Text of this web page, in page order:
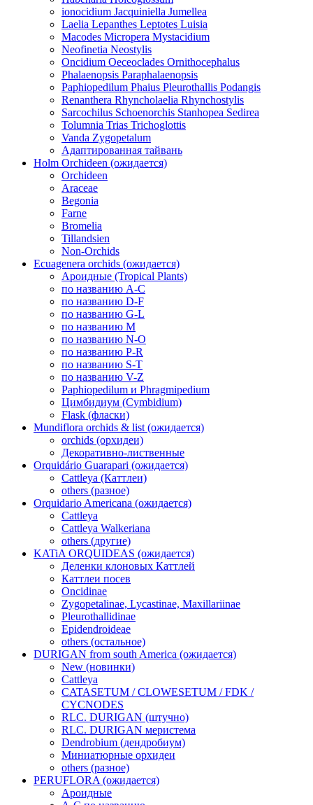
ionocidium Jacquiniella Jumellea
Laelia Lepanthes Leptotes Luisia
Macodes Micropera Mystacidium
Neofinetia Neostylis
Oncidium Oeceoclades Ornithocephalus
Phalaenopsis Paraphalaenopsis
Paphiopedilum Phaius Pleurothallis Podangis
Renanthera Rhyncholaelia Rhynchostylis
Sarcochilus Schoenorchis Stanhopea Sedirea
Tolumnia Trias Trichoglottis
Vanda Zygopetalum
Адаптированная тайвань
Holm Orchideen (ожидается)
Orchideen
Araceae
Begonia
Farne
Bromelia
Tillandsien
Non-Orchids
Ecuagenera orchids (ожидается)
Ароидные (Tropical Plants)
по названию A-C
по названию D-F
по названию G-L
по названию M
по названию N-O
по названию P-R
по названию S-T
по названию V-Z
Paphiopedilum и Phragmipedium
Цимбидиум (Cymbidium)
Flask (фласки)
Mundiflora orchids & list (ожидается)
orchids (орхидеи)
Декоративно-лиственные
Orquidário Guarapari (ожидается)
Cattleya (Каттлеи)
others (разное)
Orquidario Americana (ожидается)
Cattleya
Cattleya Walkeriana
others (другие)
KATiA ORQUIDEAS (ожидается)
Деленки клоновых Каттлей
Каттлеи посев
Oncidinae
Zygopetalinae, Lycastinae, Maxillariinae
Pleurothallidinae
Epidendroideae
others (остальное)
DURIGAN from south America (ожидается)
New (новинки)
Cattleya
CATASETUM / CLOWESETUM / FDK /
CYCNODES
RLC. DURIGAN (штучно)
RLC. DURIGAN меристема
Dendrobium (дендробиум)
Миниатюрные орхидеи
others (разное)
PERUFLORA (ожидается)
Ароидные